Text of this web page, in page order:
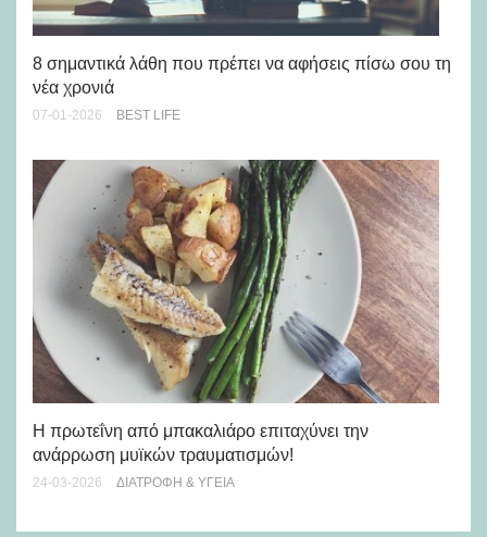
8 σημαντικά λάθη που πρέπει να αφήσεις πίσω σου τη
νέα χρονιά
07-01-2026 BEST LIFE
Η πρωτεΐνη από μπακαλιάρο επιταχύνει την
ανάρρωση μυϊκών τραυματισμών!
24-03-2026 ΔΙΑΤΡΟΦΉ & ΥΓΕΊΑ